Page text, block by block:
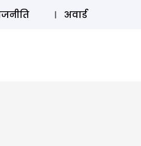
⚲ SUBSCRIBE
अवार्ड